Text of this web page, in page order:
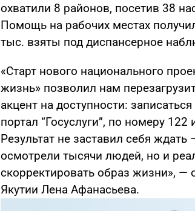
охватили 8 районов, посетив 38
Помощь на рабочих местах
тыс. взяты под диспансерное
«Старт нового национального
жизнь» позволил нам
акцент на доступности:
портал “Госуслуги”, по номеру
Результат не заставил себя
осмотрели тысячи людей, но и
скорректировать образ жизни», —
Якутии Лена Афанасьева.